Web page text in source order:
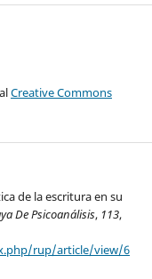
Creative Commons
de la escritura en su
De Psicoanálisis, 113,
rup/article/view/6